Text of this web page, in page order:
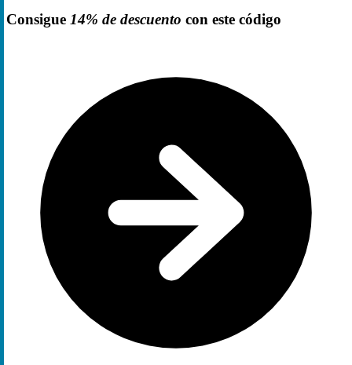
Consigue 14% de descuento con este código